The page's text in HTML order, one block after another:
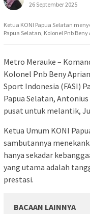
26 September 2025
Ketua KONI Papua Selatan
Papua Selatan, Kolonel Pnb
Metro Merauke –
Kolonel Pnb Beny
Sport Indonesia (FASI)
Papua Selatan,
pusat untuk melantik,
Ketua Umum KONI
sambutannya
hanya sekadar
yang utama adalah
prestasi.
BACAAN LAINNYA